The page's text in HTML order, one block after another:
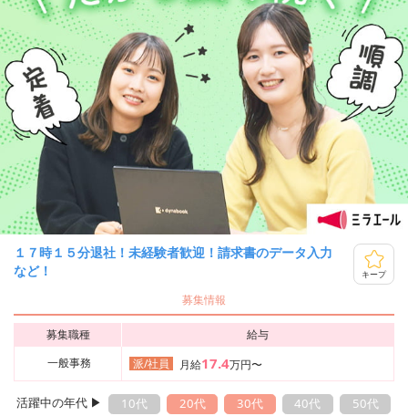
１７時１５分退社！未経験者歓迎！請求書のデータ入力
など！
キープ
募集情報
募集職種
給与
一般事務
派/社員 月給17.4万円〜
活躍中の年代 ▶︎ 10代 20代 30代 40代 50代